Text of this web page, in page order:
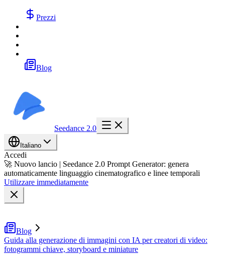
Prezzi
Blog
Seedance 2.0
Italiano
Accedi
🚀 Nuovo lancio | Seedance 2.0 Prompt Generator: genera
automaticamente linguaggio cinematografico e linee temporali
Utilizzare immediatamente
Blog
Guida alla generazione di immagini con IA per creatori di video:
fotogrammi chiave, storyboard e miniature